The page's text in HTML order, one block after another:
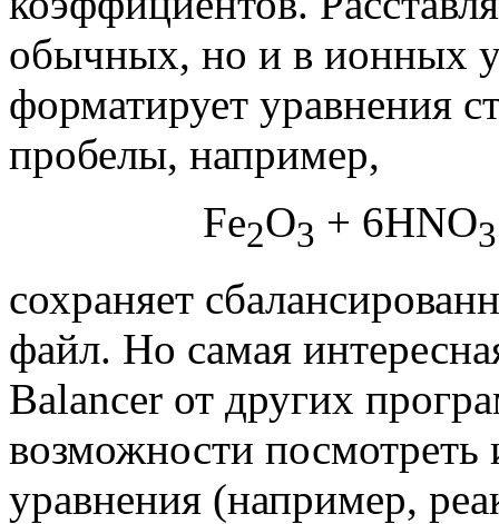
обычных, но и в ионных
форматирует уравнения
пробелы, например,
Fe2O3 + 6HNO3
сохраняет
файл. Но самая
Balancer от других
возможности
уравнения (например,